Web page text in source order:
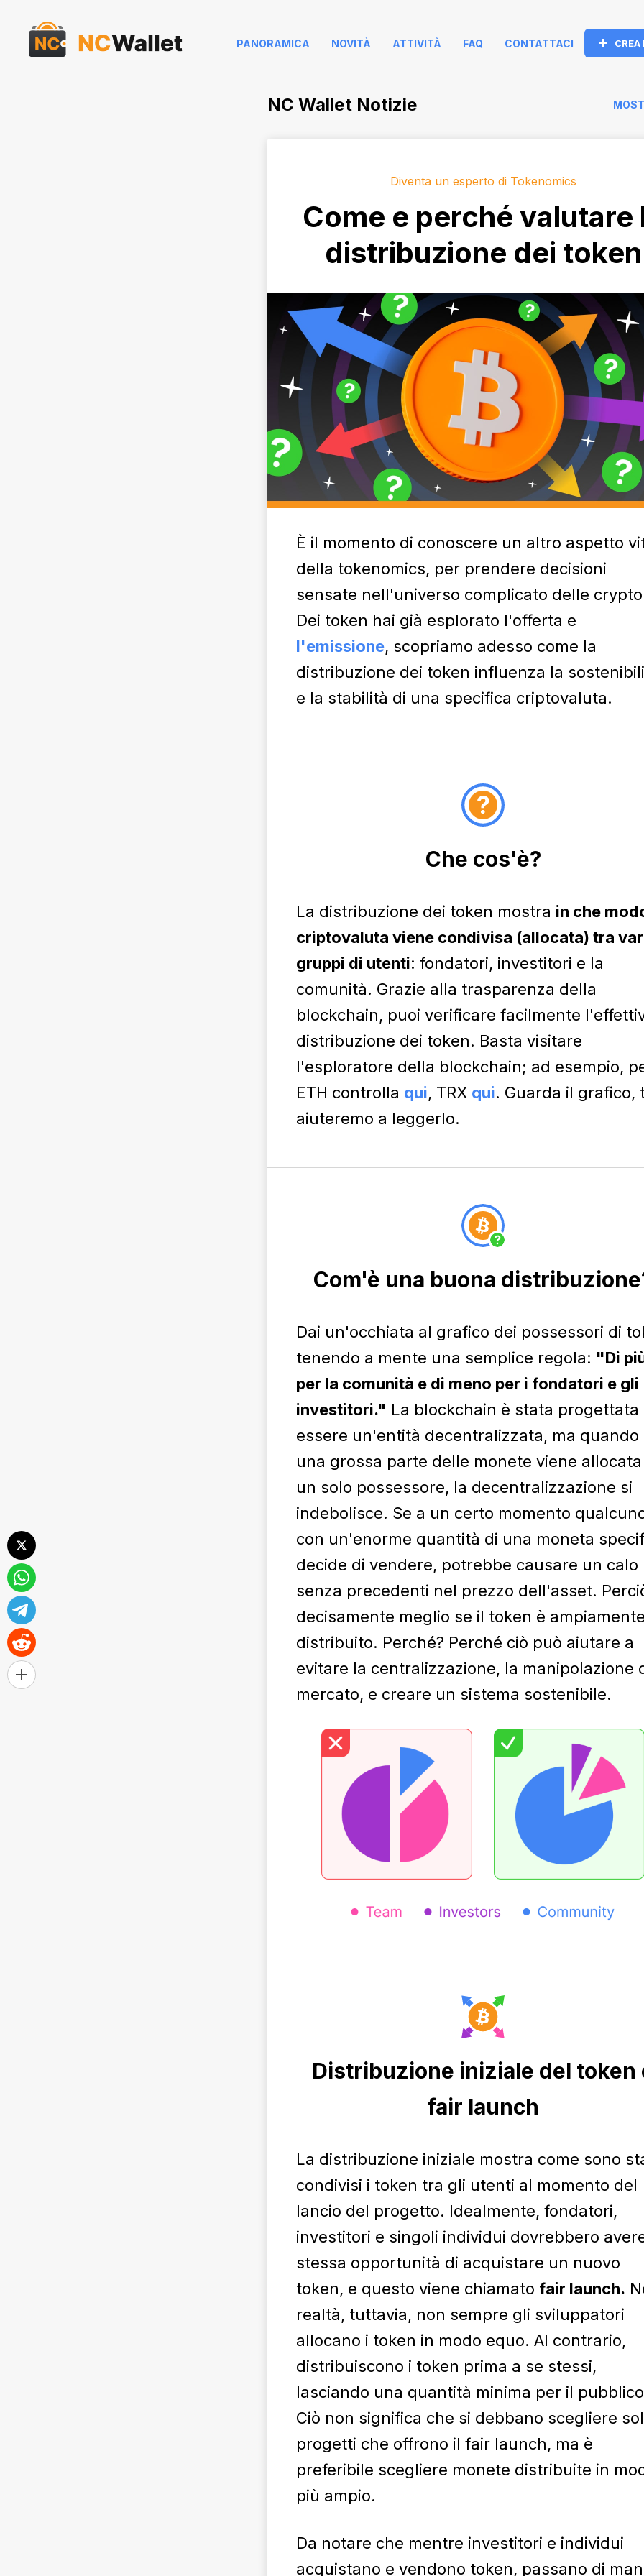
PANORAMICA NOVITÀ ATTIVITÀ FAQ CONTATTACI
NC Wallet Notizie
Diventa un esperto di Tokenomics
Come e perché valutare
distribuzione dei token
È il momento di conoscere un altro aspetto
della tokenomics, per prendere decisioni
sensate nell'universo complicato delle
Dei token hai già esplorato l'offerta e
l'emissione, scopriamo adesso come la
distribuzione dei token influenza la
e la stabilità di una specifica criptovaluta.
Che cos'è?
La distribuzione dei token mostra in che
criptovaluta viene condivisa (allocata) tra
gruppi di utenti: fondatori, investitori e la
comunità. Grazie alla trasparenza della
blockchain, puoi verificare facilmente
distribuzione dei token. Basta visitare
l'esploratore della blockchain; ad esempio,
ETH controlla qui, TRX qui. Guarda il grafico,
aiuteremo a leggerlo.
Com'è una buona
Dai un'occhiata al grafico dei possessori di
tenendo a mente una semplice regola: "Di
per la comunità e di meno per i fondatori e gli
investitori." La blockchain è stata progettata
essere un'entità decentralizzata, ma quando
una grossa parte delle monete viene allocata
un solo possessore, la decentralizzazione si
indebolisce. Se a un certo momento
con un'enorme quantità di una moneta
decide di vendere, potrebbe causare un calo
senza precedenti nel prezzo dell'asset.
decisamente meglio se il token è ampiamente
distribuito. Perché? Perché ciò può aiutare a
evitare la centralizzazione, la manipolazione
mercato, e creare un sistema sostenibile.
Distribuzione iniziale del token
fair launch
La distribuzione iniziale mostra come sono
condivisi i token tra gli utenti al momento del
lancio del progetto. Idealmente, fondatori,
investitori e singoli individui dovrebbero
stessa opportunità di acquistare un nuovo
token, e questo viene chiamato fair launch.
realtà, tuttavia, non sempre gli sviluppatori
allocano i token in modo equo. Al contrario,
distribuiscono i token prima a se stessi,
lasciando una quantità minima per il
Ciò non significa che si debbano scegliere
progetti che offrono il fair launch, ma è
preferibile scegliere monete distribuite in
più ampio.
Da notare che mentre investitori e individui
acquistano e vendono token, passano di